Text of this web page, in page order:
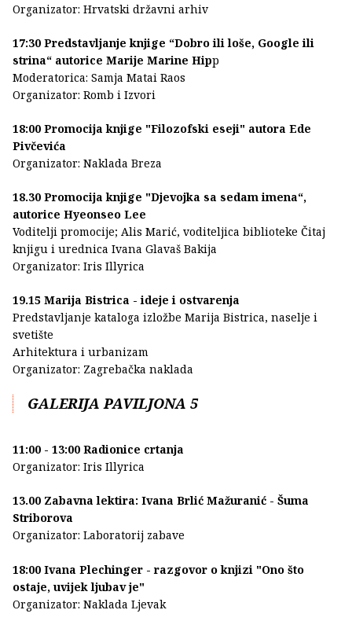
Organizator: Hrvatski državni arhiv
17:30 Predstavljanje knjige “Dobro ili loše, Google ili
strina“ autorice Marije Marine Hipp
Moderatorica: Samja Matai Raos
Organizator: Romb i Izvori
18:00 Promocija knjige "Filozofski eseji" autora Ede
Pivčevića
Organizator: Naklada Breza
18.30 Promocija knjige "Djevojka sa sedam imena“,
autorice Hyeonseo Lee
Voditelji promocije; Alis Marić, voditeljica biblioteke Čitaj
knjigu i urednica Ivana Glavaš Bakija
Organizator: Iris Illyrica
19.15 Marija Bistrica - ideje i ostvarenja
Predstavljanje kataloga izložbe Marija Bistrica, naselje i
svetište
Arhitektura i urbanizam
Organizator: Zagrebačka naklada
GALERIJA PAVILJONA 5
11:00 - 13:00 Radionice crtanja
Organizator: Iris Illyrica
13.00 Zabavna lektira: Ivana Brlić Mažuranić - Šuma
Striborova
Organizator: Laboratorij zabave
18:00 Ivana Plechinger - razgovor o knjizi "Ono što
ostaje, uvijek ljubav je"
Organizator: Naklada Ljevak